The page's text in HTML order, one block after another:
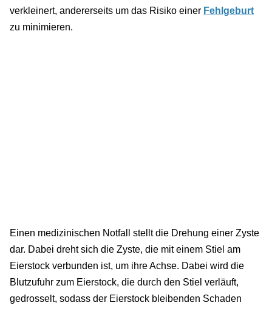
verkleinert, andererseits um das Risiko einer Fehlgeburt
zu minimieren.
Einen medizinischen Notfall stellt die Drehung einer Zyste
dar. Dabei dreht sich die Zyste, die mit einem Stiel am
Eierstock verbunden ist, um ihre Achse. Dabei wird die
Blutzufuhr zum Eierstock, die durch den Stiel verläuft,
gedrosselt, sodass der Eierstock bleibenden Schaden